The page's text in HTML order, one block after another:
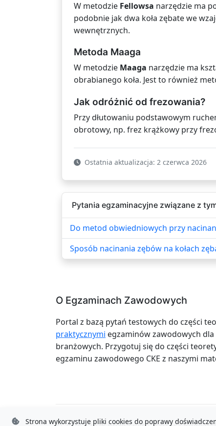
W metodzie Fellowsa narzędzie ma
podobnie jak dwa koła zębate we
wewnętrznych.
Metoda Maaga
W metodzie Maaga narzędzie ma
obrabianego koła. Jest to również
Jak odróżnić od frezowania?
Przy dłutowaniu podstawowym
obrotowy, np. frez krążkowy przy
Ostatnia aktualizacja: 2 czerwca 2026
Pytania egzaminacyjne związane z
Do metod obwiedniowych przy
Sposób nacinania zębów na kołach
O Egzaminach Zawodowych
Portal z bazą pytań testowych do części
praktycznymi egzaminów zawodowych
branżowych. Przygotuj się do części
egzaminu zawodowego CKE z naszymi
Strona wykorzystuje pliki cookies do poprawy